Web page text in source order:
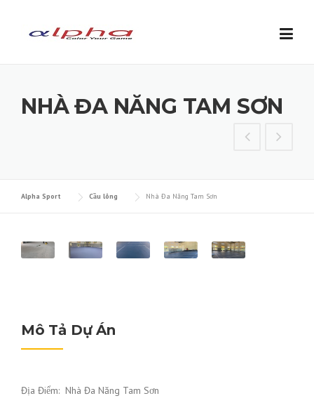
NHÀ ĐA NĂNG TAM SƠN
Alpha Sport Cầu lông Nhà Đa Năng Tam Sơn
Mô Tả Dự Án
Địa Điểm: Nhà Đa Năng Tam Sơn